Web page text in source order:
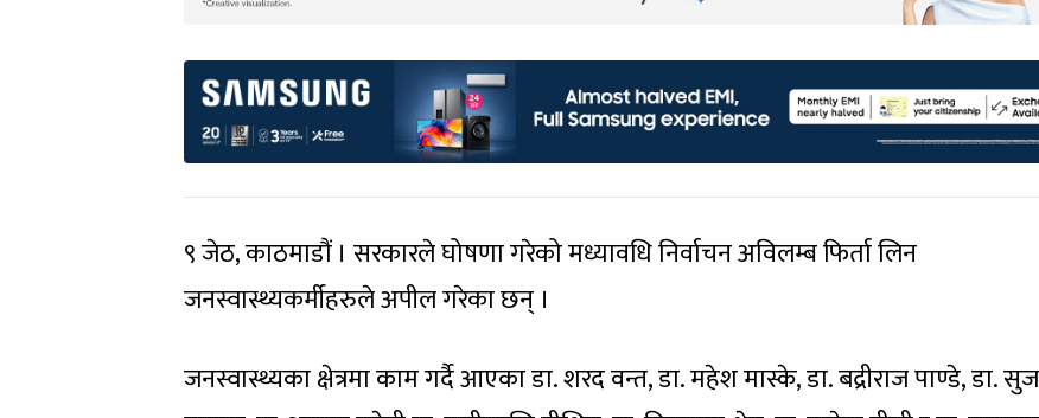
९ जेठ, काठमाडौं । सरकारले घोषणा गरेको मध्यावधि निर्वाचन अविलम्ब फिर्ता लिन
जनस्वास्थ्यकर्मीहरुले अपील गरेका छन् ।
जनस्वास्थ्यका क्षेत्रमा काम गर्दै आएका डा. शरद वन्त, डा. महेश मास्के, डा. बद्रीराज पाण्डे, डा.